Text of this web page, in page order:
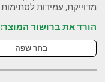
מדוייקת, עמידות לסתימות
הורד את ברושור המוצר:
בחר שפה